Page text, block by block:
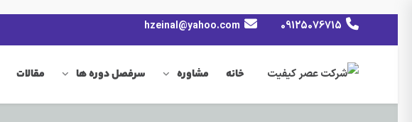
09125076715
hzeinal@yahoo.com
خانه مشاوره سرفصل دوره ها مقالات